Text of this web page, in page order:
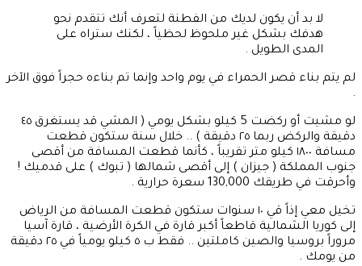
لا بد أن يكون لديك من الفطنة لتعرف أنك تتقدم نحو
هدفك بشكل غير ملحوظ لحظياً ، لكنك ستراه على
المدى الطويل .
لم يتم بناء قصر الحمراء في يوم واحد وإنما تم بناءه حجراً فوق الآخر
.
لو مشيت أو ركضت 5 كيلو بشكل يومي ( المشي قد يستغرق ٤٥
دقيقة والركض ربما ٢٥ دقيقة ) .. خلال سنة ستكون قطعت
مسافة ١٨٠٠ كيلو متر تقريباً ، كأنما قطعت المسافة من أقصى
جنوب المملكة ( جيزان ) إلى أقصى شمالها ( تبوك ) على قدميك !
وأحرقت في طريقك 130,000 سعرة حرارية .
تخيل معي إذاً قي ١٠ سنوات ستكون قطعت المسافة من الرياض
إلى كوريا الشمالية قاطعاً أكبر قارة في الكرة الأرضية ، قارة آسيا
مروراً بروسيا والصين كاملتين .. فقط ب ٥ كيلو يومياً في ٢٥ دقيقة
من يومك .